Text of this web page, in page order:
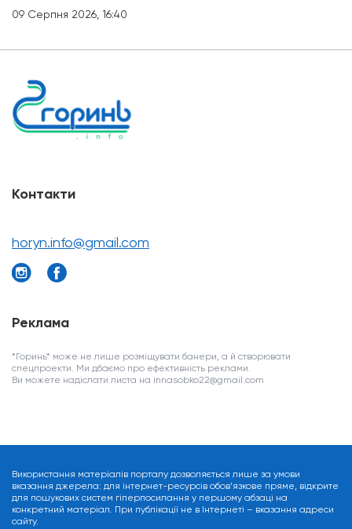
09 Серпня 2026, 16:40
Контакти
horyn.info@gmail.com
Реклама
*Горинь* може не лише розміщувати банери, а й створювати
спецпроекти. Ми дбаємо про ефективність реклами.
Ви можете надіслати листа на innasobko22@gmail.com
Використання матеріалів порталу дозволяється лише за умови
вказання джерела: для інтернет-ресурсів обов’язкове пряме, відкрите
для пошукових систем гіперпосилання у першому абзаці на
конкретний матеріал. При публікації не в Інтернеті – вказання адреси
сайту.